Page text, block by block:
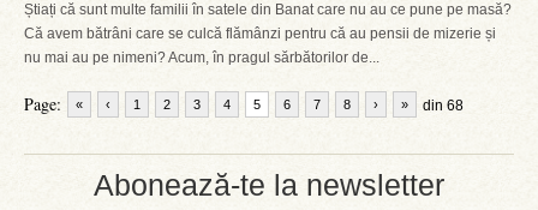
Abonează-te la newsletter
Știați că sunt multe familii în satele din Banat care nu au ce pune pe masă?
Că avem bătrâni care se culcă flămânzi pentru că au pensii de mizerie și
nu mai au pe nimeni? Acum, în pragul sărbătorilor de...
Page: « ‹ 1 2 3 4 5 6 7 8 din 68
› »